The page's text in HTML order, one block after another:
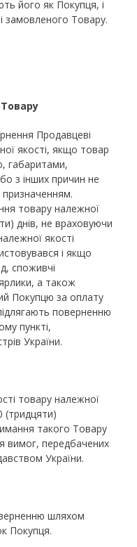
його як Покупця, і
замовленого Товару.
Продавцеві
якості, якщо товар
габаритами,
з інших причин не
товару належної
днів, не враховуючи
якості
і якщо
споживчі
а також
Покупцю за оплату
поверненню
пункті,
України.
товару належної
(тридцяти)
такого Товару
вимог, передбачених
України.
шляхом
Покупця.